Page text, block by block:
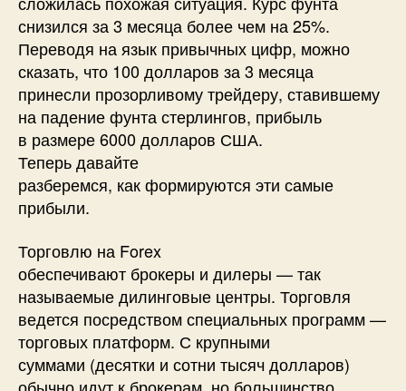
снизился за 3 месяца более чем на 25%.
Переводя на язык привычных цифр, можно
сказать, что 100 долларов за 3 месяца
принесли прозорливому трейдеру, ставившему
на падение фунта стерлингов, прибыль
в размере 6000 долларов США.
Теперь давайте
разберемся, как формируются эти самые
прибыли.
Торговлю на Forex
обеспечивают брокеры и дилеры — так
называемые дилинговые центры. Торговля
ведется посредством специальных программ —
торговых платформ. С крупными
суммами (десятки и сотни тысяч долларов)
обычно идут к брокерам, но большинство